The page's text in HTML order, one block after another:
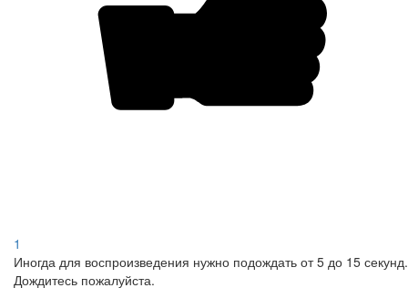
1
Иногда для воспроизведения нужно подождать от 5 до 15 секунд.
Дождитесь пожалуйста.